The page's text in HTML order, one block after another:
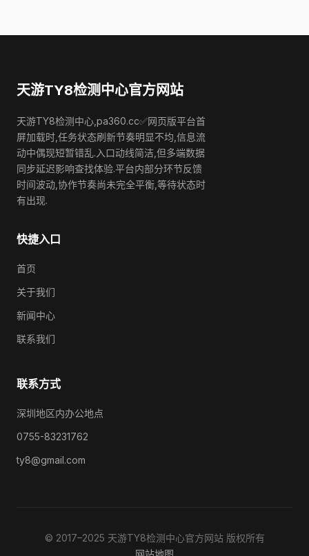
天游TY8检测中心官方网站
天游TY8检测中心,pa360.cc✅网页版平台首
屏加载时,任务状态刷新节奏明显不均,信息流
动中偶现短暂错乱.入口动线简洁,但多端数据
同步延迟影响查找体验.平台内部分环节反馈
时间波动,协作节奏尚未完全平衡,等待状态时
有出现.
快捷入口
首页
关于我们
新闻中心
联系我们
联系方式
深圳地区内办公地点
0755-83231762
ty8@gmail.com
© 2017–2025 天游TY8检测中心官方网站 版权所有
网站地图